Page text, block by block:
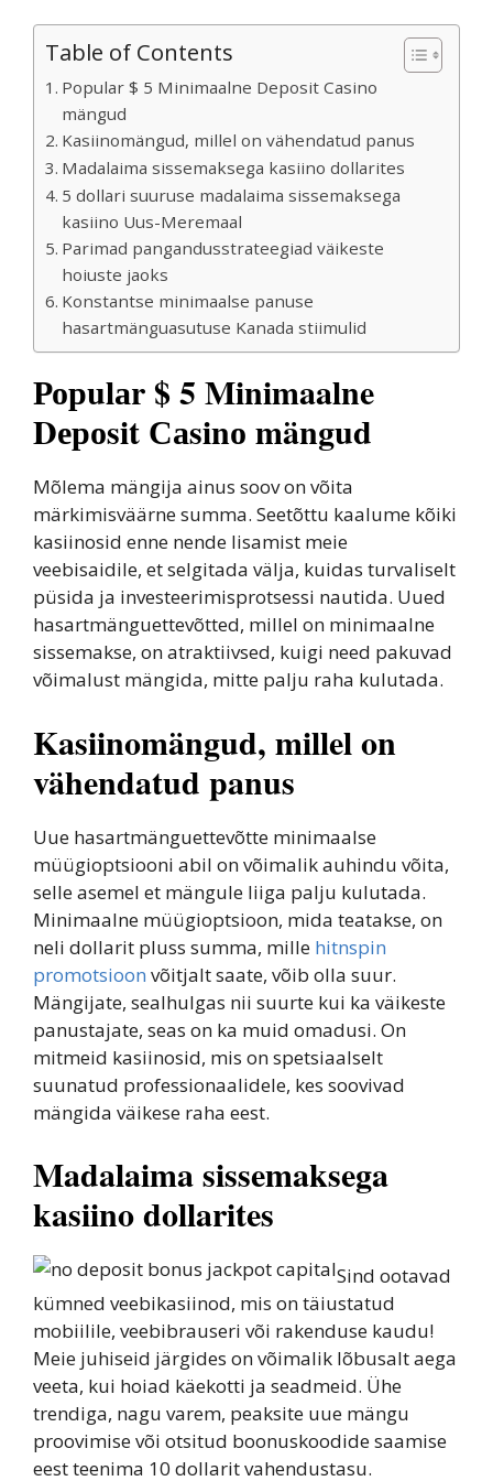
Table of Contents
Рорulаr $ 5 Minimaalne Dероsit Саsinо
mängud
Kasiinomängud, millel on vähendatud panus
Madalaima sissemaksega kasiino dollarites
5 dollari suuruse madalaima sissemaksega
kasiino Uus-Meremaal
Parimad pangandusstrateegiad väikeste
hoiuste jaoks
Konstantse minimaalse panuse
hasartmänguasutuse Kanada stiimulid
Рорulаr $ 5 Minimaalne
Dероsit Саsinо mängud
Mõlema mängija ainus soov on võita
märkimisväärne summa. Seetõttu kaalume kõiki
kasiinosid enne nende lisamist meie
veebisaidile, et selgitada välja, kuidas turvaliselt
püsida ja investeerimisprotsessi nautida. Uued
hasartmänguettevõtted, millel on minimaalne
sissemakse, on atraktiivsed, kuigi need pakuvad
võimalust mängida, mitte palju raha kulutada.
Kasiinomängud, millel on
vähendatud panus
Uue hasartmänguettevõtte minimaalse
müügioptsiooni abil on võimalik auhindu võita,
selle asemel et mängule liiga palju kulutada.
Minimaalne müügioptsioon, mida teatakse, on
neli dollarit pluss summa, mille hitnspin
promotsioon võitjalt saate, võib olla suur.
Mängijate, sealhulgas nii suurte kui ka väikeste
panustajate, seas on ka muid omadusi. On
mitmeid kasiinosid, mis on spetsiaalselt
suunatud professionaalidele, kes soovivad
mängida väikese raha eest.
Madalaima sissemaksega
kasiino dollarites
Sind ootavad
kümned veebikasiinod, mis on täiustatud
mobiilile, veebibrauseri või rakenduse kaudu!
Meie juhiseid järgides on võimalik lõbusalt aega
veeta, kui hoiad käekotti ja seadmeid. Ühe
trendiga, nagu varem, peaksite uue mängu
proovimise või otsitud boonuskoodide saamise
eest teenima 10 dollarit vahendustasu.